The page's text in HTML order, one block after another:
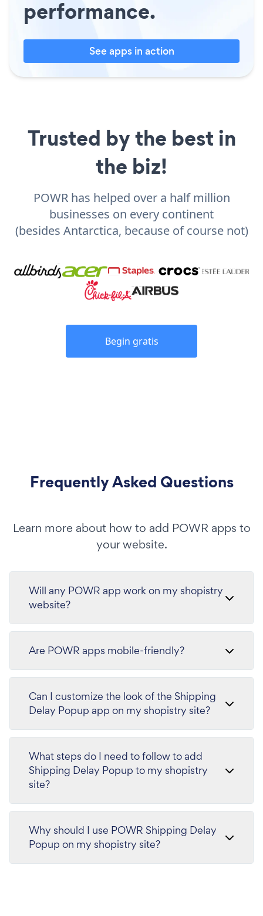
performance.
See apps in action
Trusted by the best in
the biz!
POWR has helped over a half million
businesses on every continent
(besides Antarctica, because of course not)
Begin gratis
Frequently Asked Questions
Learn more about how to add POWR apps to
your website.
Will any POWR app work on my shopistry
website?
Are POWR apps mobile-friendly?
Can I customize the look of the Shipping
Delay Popup app on my shopistry site?
What steps do I need to follow to add
Shipping Delay Popup to my shopistry
site?
Why should I use POWR Shipping Delay
Popup on my shopistry site?